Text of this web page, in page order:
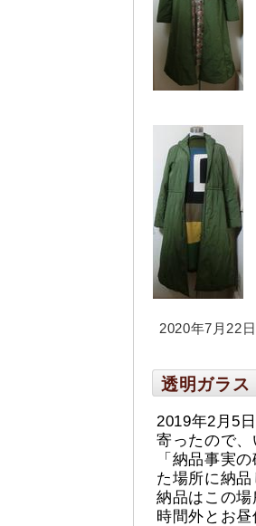
2020年7月22
透明ガラス
2019年2月5
寄ったので
「納品事実
た場所に納
納品はこの
時間外とお